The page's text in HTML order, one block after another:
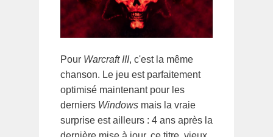
Pour Warcraft III, c'est la même
chanson. Le jeu est parfaitement
optimisé maintenant pour les
derniers Windows mais la vraie
surprise est ailleurs : 4 ans après la